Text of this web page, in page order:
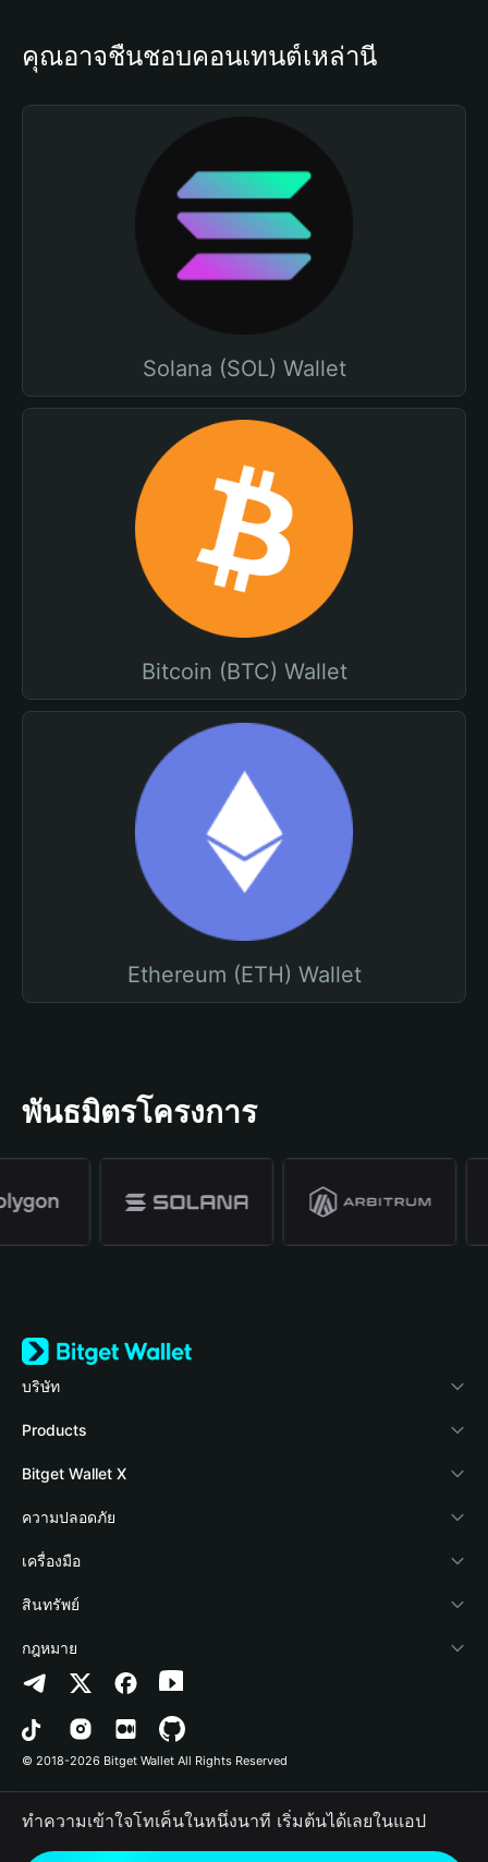
คุณอาจชื่นชอบคอนเทนต์เหล่านี้
Solana (SOL) Wallet
Bitcoin (BTC) Wallet
Ethereum (ETH) Wallet
พันธมิตรโครงการ
บริษัท
เกี่ยวกับ Bitget Wallet
Blog
Academy
ข่าวสารด้านคริปโต
ศูนย์ช่วยเหลือ
ติดต่อเรา
ทรัพยากรข้อมูลของแบรนด์
อาชีพ
Products
Crypto Card
Stablecoin Earn
Payfi Crypto
Crypto Swap API
Altcoin Season Index
Prediction Markets
DApp
RWA
Bitget Wallet X
นักพัฒนา
เชื่อมต่อ Wallet
Bitget Wallet Pay
ลิสต์โปรเจกต์
ความปลอดภัย
Protection Fund
เทคโนโลยีความปลอดภัย
เครื่องมือ
ซื้อคริปโต
การตรวจจับการอนุญาต
การตรวจจับสัญญา
การโอนเป็นชุด
สินทรัพย์
Arbitrum
Avalanche
Bitcoin
Polygon
กฎหมาย
นโยบายความเป็นส่วนตัว
ข้อตกลงในการใช้บริการ
© 2018-2026 Bitget Wallet All Rights Reserved
ทำความเข้าใจโทเค็นในหนึ่งนาที เริ่มต้นได้เลยในแอป